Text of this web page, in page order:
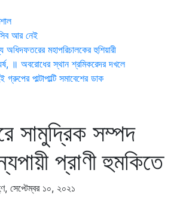
আর নেই
মহাপরিচালকের হুশিয়ারী
॥ অবরোধের স্থান শ্রমিকরেদর দখলে
পাল্টাপাল্টি সমাবেশের ডাক
সামুদ্রিক সম্পদ
প্রাণী হুমকিতে
সেপ্টেম্বর ১০, ২০২১